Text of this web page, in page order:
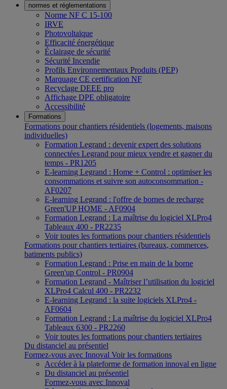
normes et réglementations
Norme NF C 15-100
IRVE
Photovoltaïque
Efficacité énergétique
Éclairage de sécurité
Sécurité Incendie
Profils Environnementaux Produits (PEP)
Marquage CE certification NF
Recyclage DEEE pro
Affichage DPE obligatoire
Accessibilité
Formations
Formations pour chantiers résidentiels (logements, maisons
individuelles)
Formation Legrand : devenir expert des solutions
connectées Legrand pour mieux vendre et gagner du
temps - PR1205
E-learning Legrand : Home + Control : optimiser les
consommations et suivre son autoconsommation -
AF0207
E-learning Legrand : l'offre de bornes de recharge
Green'UP HOME - AF0904
Formation Legrand : La maîtrise du logiciel XLPro4
Tableaux 400 - PR2235
Voir toutes les formations pour chantiers résidentiels
Formations pour chantiers tertiaires (bureaux, commerces,
batiments publics)
Formation Legrand : Prise en main de la borne
Green'up Control - PR0904
Formation Legrand - Maîtriser l’utilisation du logiciel
XLPro4 Calcul 400 - PR2232
E-learning Legrand : la suite logiciels XLPro4 -
AF0604
Formation Legrand : La maîtrise du logiciel XLPro4
Tableaux 6300 - PR2260
Voir toutes les formations pour chantiers tertiaires
Du distanciel au présentiel
Formez-vous avec Innoval Voir les formations
Accéder à la plateforme de formation innoval en ligne
Du distanciel au présentiel
Formez-vous avec Innoval